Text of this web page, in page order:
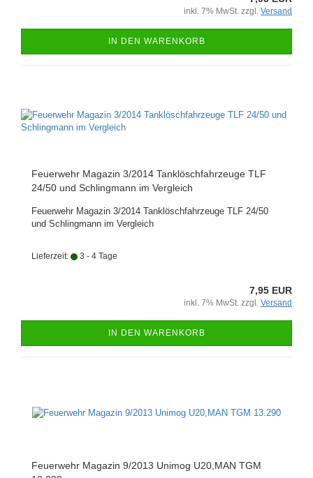
inkl. 7% MwSt. zzgl. Versand
IN DEN WARENKORB
Feuerwehr Magazin 3/2014 Tanklöschfahrzeuge TLF
24/50 und Schlingmann im Vergleich
Feuerwehr Magazin 3/2014 Tanklöschfahrzeuge TLF 24/50
und Schlingmann im Vergleich
Lieferzeit: 3 - 4 Tage
7,95 EUR
inkl. 7% MwSt. zzgl. Versand
IN DEN WARENKORB
Feuerwehr Magazin 9/2013 Unimog U20,MAN TGM